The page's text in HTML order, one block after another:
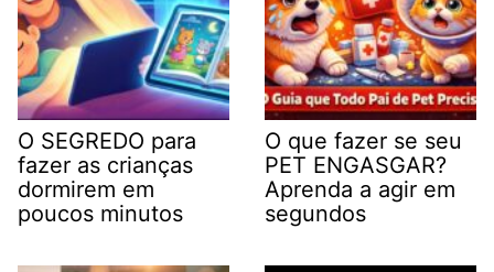
O SEGREDO para
fazer as crianças
dormirem em
poucos minutos
O que fazer se seu
PET ENGASGAR?
Aprenda a agir em
segundos